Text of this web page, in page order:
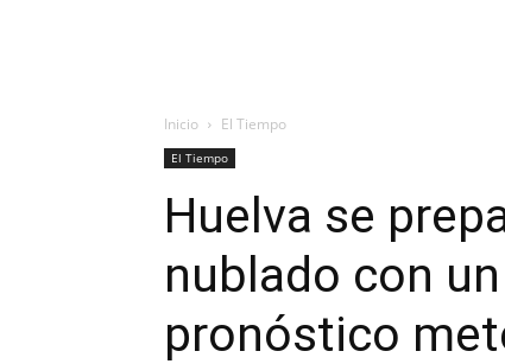
Inicio El Tiempo
El Tiempo
Huelva se
nublado con
pronóstico